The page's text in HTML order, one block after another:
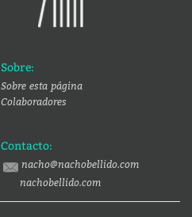
Sobre:
Sobre esta página
Colaboradores
Contacto:
nacho@nachobellido.com
nachobellido.com